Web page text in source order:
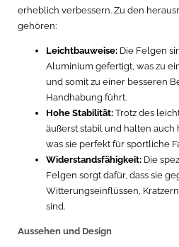
erheblich verbessern. Zu den
gehören:
Leichtbauweise: Die Felgen
Aluminium gefertigt, was zu
und somit zu einer besseren
Handhabung führt.
Hohe Stabilität: Trotz des
äußerst stabil und halten auch
was sie perfekt für sportliche
Widerstandsfähigkeit: Die
Felgen sorgt dafür, dass sie
Witterungseinflüssen,
sind.
Aussehen und Design